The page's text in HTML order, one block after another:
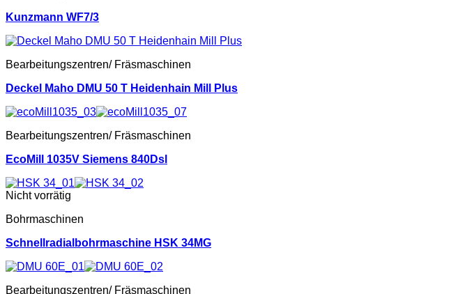
Kunzmann WF7/3
Bearbeitungszentren/ Fräsmaschinen
Deckel Maho DMU 50 T Heidenhain Mill Plus
Bearbeitungszentren/ Fräsmaschinen
EcoMill 1035V Siemens 840Dsl
Nicht vorrätig
Bohrmaschinen
Schnellradialbohrmaschine HSK 34MG
Bearbeitungszentren/ Fräsmaschinen